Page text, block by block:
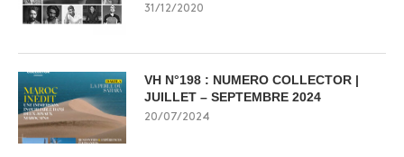
31/12/2020
VH N°198 : NUMERO COLLECTOR |
JUILLET – SEPTEMBRE 2024
20/07/2024